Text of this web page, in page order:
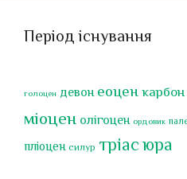
Період існування
голоцен девон еоцен карбон
міоцен олігоцен ордовик
пліоцен силур тріасюра